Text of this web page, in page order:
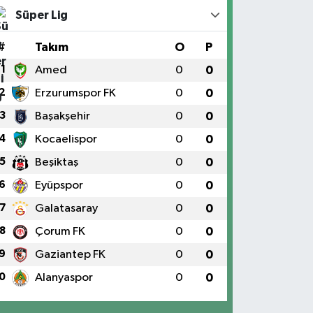
Süper Lig
Takım O P
1 Amed 0 0
Erzurumspor FK 0 0
3 Başakşehir 0 0
Kocaelispor 0 0
5 Beşiktaş 0 0
Eyüpspor 0 0
7 Galatasaray 0 0
8 Çorum FK 0 0
Gaziantep FK 0 0
Alanyaspor 0 0